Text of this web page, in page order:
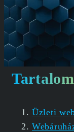
Üzleti